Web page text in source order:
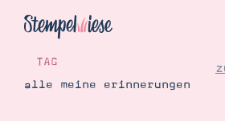
TAG
alle meine erinnerungen